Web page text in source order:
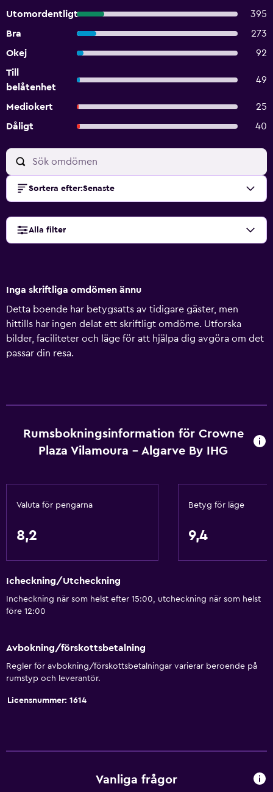
Utomordentligt
395
Bra
273
Okej
92
Till
belåtenhet
49
Mediokert
25
Dåligt
40
Sortera efter:Senaste
Alla filter
Inga skriftliga omdömen ännu
Detta boende har betygsatts av tidigare gäster, men
hittills har ingen delat ett skriftligt omdöme. Utforska
bilder, faciliteter och läge för att hjälpa dig avgöra om det
passar din resa.
Rumsbokningsinformation för Crowne
Plaza Vilamoura - Algarve By IHG
Valuta för pengarna
8,2
Betyg för läge
9,4
Icheckning/Utcheckning
Incheckning när som helst efter 15:00, utcheckning när som helst
före 12:00
Avbokning/förskottsbetalning
Regler för avbokning/förskottsbetalningar varierar beroende på
rumstyp och leverantör.
Licensnummer: 1614
Vanliga frågor